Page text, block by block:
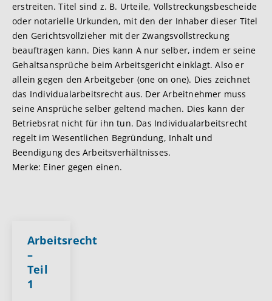
erstreiten. Titel sind z. B. Urteile, Vollstreckungsbescheide
oder notarielle Urkunden, mit den der Inhaber dieser Titel
den Gerichtsvollzieher mit der Zwangsvollstreckung
beauftragen kann. Dies kann A nur selber, indem er seine
Gehaltsansprüche beim Arbeitsgericht einklagt. Also er
allein gegen den Arbeitgeber (one on one). Dies zeichnet
das Individualarbeitsrecht aus. Der Arbeitnehmer muss
seine Ansprüche selber geltend machen. Dies kann der
Betriebsrat nicht für ihn tun. Das Individualarbeitsrecht
regelt im Wesentlichen Begründung, Inhalt und
Beendigung des Arbeitsverhältnisses.
Merke: Einer gegen einen.
Arbeitsrecht
–
Teil
1